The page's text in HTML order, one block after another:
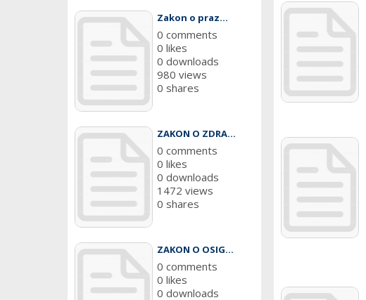
Zakon o praz...
0 comments
0 likes
0 downloads
980 views
0 shares
ZAKON O ZDRA...
0 comments
0 likes
0 downloads
1472 views
0 shares
ZAKON O OSIG...
0 comments
0 likes
0 downloads